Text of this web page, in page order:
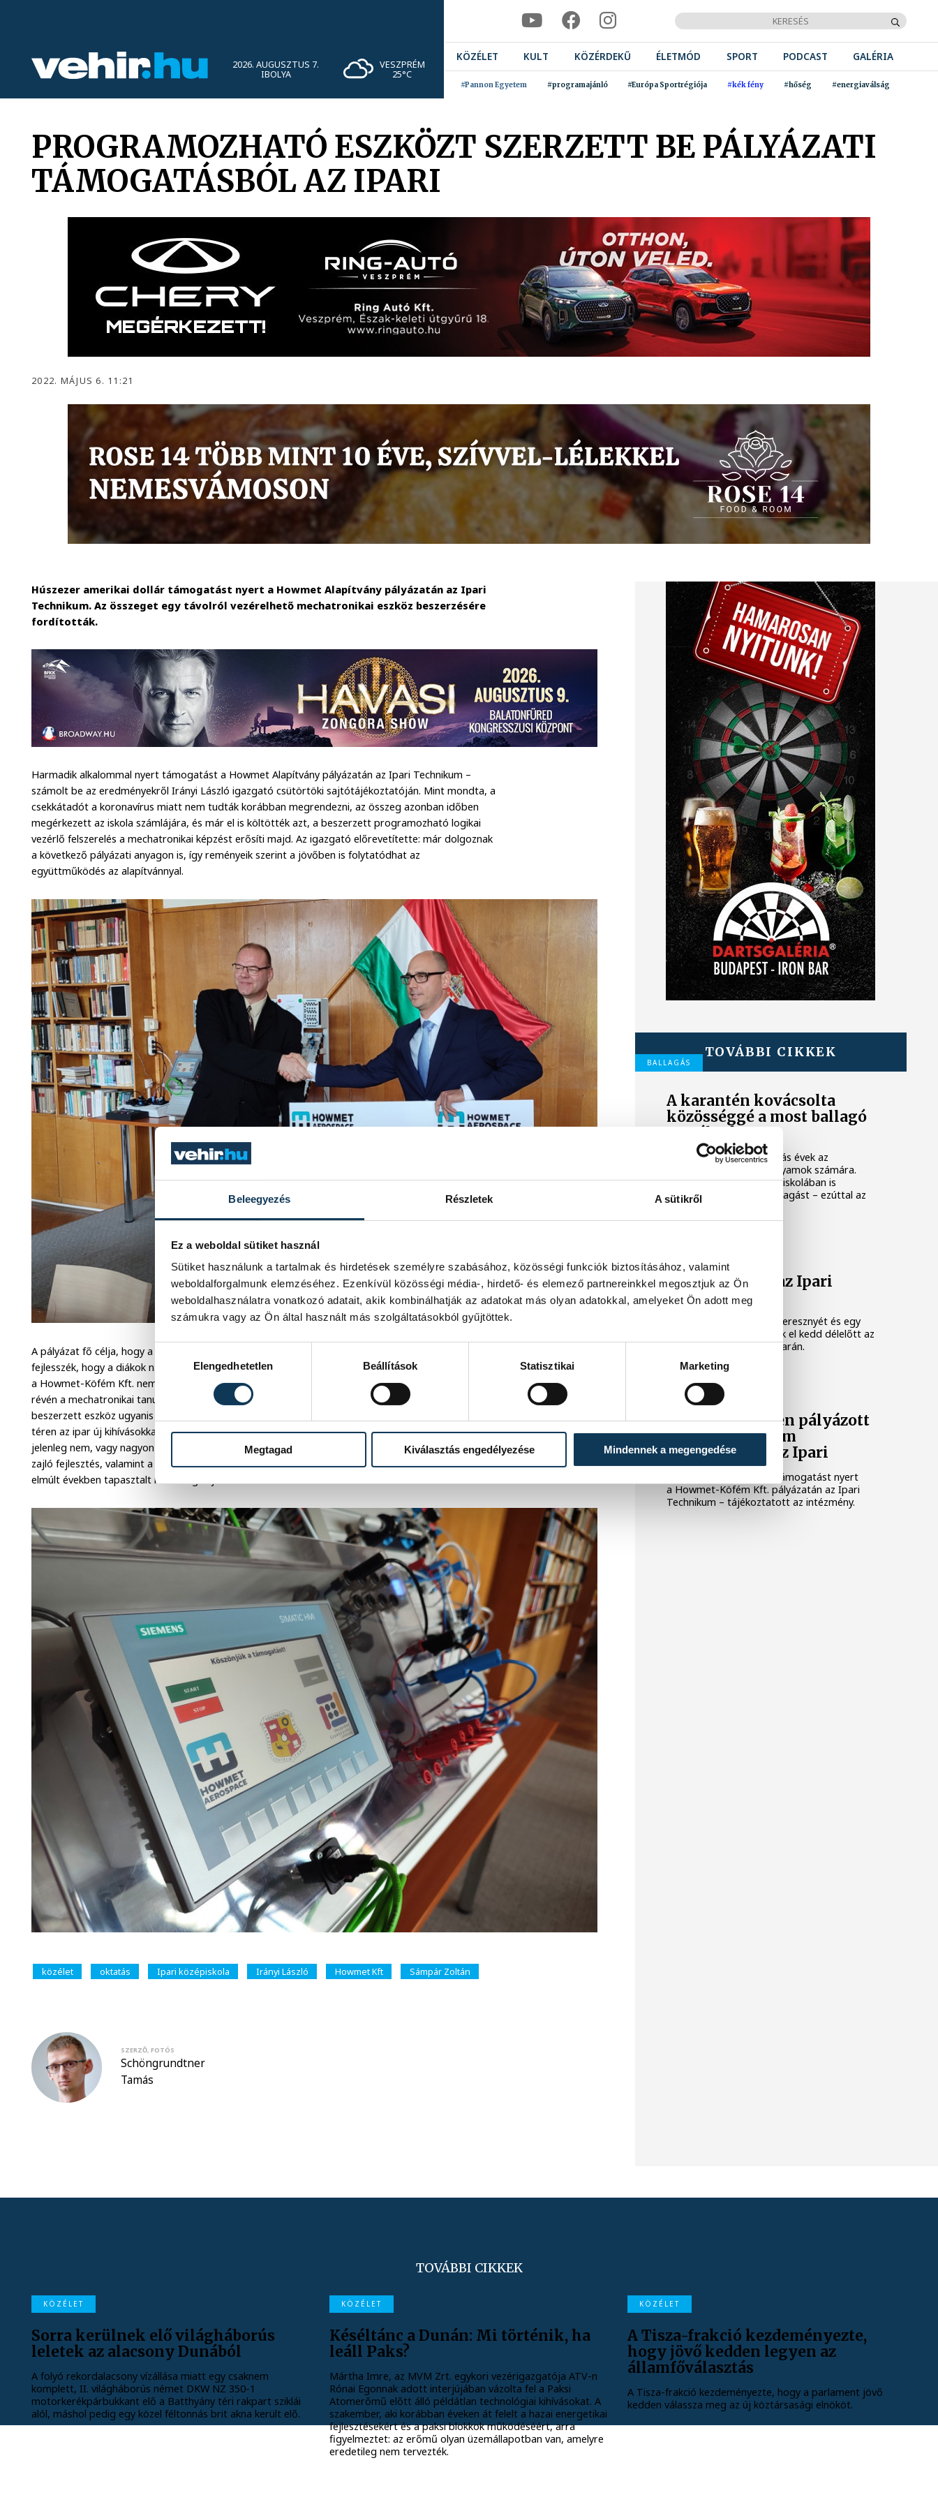
Beleegyezés Részletek A sütikről
Ez a weboldal sütiket használ
Sütiket használunk a tartalmak és hirdetések személyre szabásához, közösségi funkciók biztosításához, valamint
weboldalforgalmunk elemzéséhez. Ezenkívül közösségi média-, hirdető- és elemező partnereinkkel megosztjuk az Ön
weboldalhasználatra vonatkozó adatait, akik kombinálhatják az adatokat más olyan adatokkal, amelyeket Ön adott meg
számukra vagy az Ön által használt más szolgáltatásokból gyűjtöttek.
Elengedhetetlen
Beállítások Statisztikai Marketing
Megtagad Kiválasztás engedélyezése Mindennek a megengedése
2026. AUGUSZTUS 7.
IBOLYA
VESZPRÉM
25°C
KÖZÉLET KULT KÖZÉRDEKŰ ÉLETMÓD SPORT PODCAST GALÉRIA
#Pannon Egyetem #programajánló #Európa Sportrégiója #kék fény #hőség #energiaválság
PROGRAMOZHATÓ ESZKÖZT SZERZETT BE PÁLYÁZATI
TÁMOGATÁSBÓL AZ IPARI
2022. MÁJUS 6. 11:21
Húszezer amerikai dollár támogatást nyert a Howmet Alapítvány pályázatán az Ipari
Technikum. Az összeget egy távolról vezérelhető mechatronikai eszköz beszerzésére
fordították.
Harmadik alkalommal nyert támogatást a Howmet Alapítvány pályázatán az Ipari Technikum –
számolt be az eredményekről Irányi László igazgató csütörtöki sajtótájékoztatóján. Mint mondta, a
csekkátadót a koronavírus miatt nem tudták korábban megrendezni, az összeg azonban időben
megérkezett az iskola számlájára, és már el is költötték azt, a beszerzett programozható logikai
vezérlő felszerelés a mechatronikai képzést erősíti majd. Az igazgató előrevetítette: már dolgoznak
a következő pályázati anyagon is, így reményeik szerint a jövőben is folytatódhat az
együttműködés az alapítvánnyal.
A pályázat fő célja, hogy a természettudományi és mérnöki pályán tanuló leendő kollégák oktatását
fejlesszék, hogy a diákok naprakész tudással hagyják el az oktatást – magyarázta el Sámpár Zoltán,
a Howmet-Köfém Kft. nemesvámosi gyárigazgatója. Hozzátette: a most beszerzett PLC-eszköz
révén a mechatronikai tanulmányokat az IT-val, számítástechnikai területtel is összeköthetik, a
beszerzett eszköz ugyanis programozható, valamint távolról is elérhető és vezérelhető. Ezen a
téren az ipar új kihívásokkal szembesült a koronavírus révén, a gyártástechnikai eszközöket ugyanis
jelenleg nem, vagy nagyon nehézkesen lehet home office-ból üzemeltetni, így az ebbe az irányba
zajló fejlesztés, valamint a fiatalok felkészítése az efféle technológiák kezelésére megkönnyítheti az
elmúlt években tapasztalt nehézségek jövőbeli kezelését.
közélet oktatás Ipari középiskola Irányi László Howmet Kft Sámpár Zoltán
SZERZŐ, FOTÓS
Schöngrundtner
Tamás
TOVÁBBI CIKKEK
BALLAGÁS
A karantén kovácsolta
közösséggé a most ballagó
Véget értek a középiskolás évek az
érettségire készülő évfolyamok számára.
Szerdán több veszprémi iskolában is
megrendezték már a ballagást – ezúttal az
Ipariban jártunk.
Fákat ültettek az Ipari
udvarán
Három fát – két japán cseresznyét és egy
kislevelű hársot – ültettek el kedd délelőtt az
Ipari Technikum első udvarán.
Idén is sikeresen pályázott
a Howmet-Köfém
támogatására az Ipari
Huszonötezer dolláros támogatást nyert
a Howmet-Köfém Kft. pályázatán az Ipari
Technikum – tájékoztatott az intézmény.
TOVÁBBI CIKKEK
KÖZÉLET
Sorra kerülnek elő világháborús
leletek az alacsony Dunából
A folyó rekordalacsony vízállása miatt egy csaknem
komplett, II. világháborús német DKW NZ 350-1
motorkerékpárbukkant elő a Batthyány téri rakpart sziklái
alól, máshol pedig egy közel féltonnás brit akna került elő.
KÖZÉLET
Késéltánc a Dunán: Mi történik, ha
leáll Paks?
Mártha Imre, az MVM Zrt. egykori vezérigazgatója ATV-n
Rónai Egonnak adott interjújában vázolta fel a Paksi
Atomerőmű előtt álló példátlan technológiai kihívásokat. A
szakember, aki korábban éveken át felelt a hazai energetikai
fejlesztésekért és a paksi blokkok működéséért, arra
figyelmeztet: az erőmű olyan üzemállapotban van, amelyre
eredetileg nem tervezték.
KÖZÉLET
A Tisza-frakció kezdeményezte,
hogy jövő kedden legyen az
államfőválasztás
A Tisza-frakció kezdeményezte, hogy a parlament jövő
kedden válassza meg az új köztársasági elnököt.